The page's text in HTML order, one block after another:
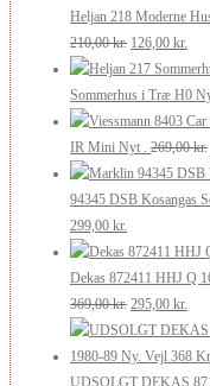
pris
var:
250,00 kr..
pris
Heljan 218 Moderne
210,00kr. Den
oprindelige
pris
var:
210,00 kr..
126,00 kr.
pris
er:
Sommerhus i Træ H0
IR Mini Nyt .
269,00kr.
94345 DSB Kosangas
Den
oprindelige
pris
var:
349,00 kr..
299,00 kr.
aktuelle
pris
er:
299,00 kr..
Dekas 872411 HHJ Q
369,00kr. Den
oprindelige
pris
var:
295,00 kr.
pris
er:
UDSOLGT DEKAS